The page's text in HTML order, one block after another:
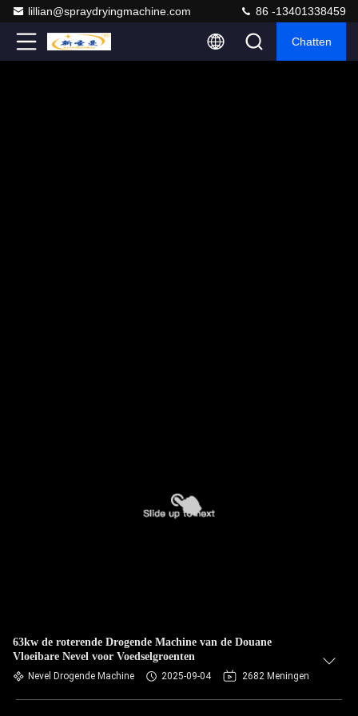
lillian@spraydryingmachine.com 86 -13401338459
Chatten
63kw de roterende Drogende Machine van de Douane
Vloeibare Nevel voor Voedselgroenten
Nevel Drogende Machine 2025-09-04 2682 Meningen